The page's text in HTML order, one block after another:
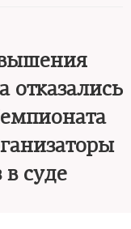
отказались
в суде